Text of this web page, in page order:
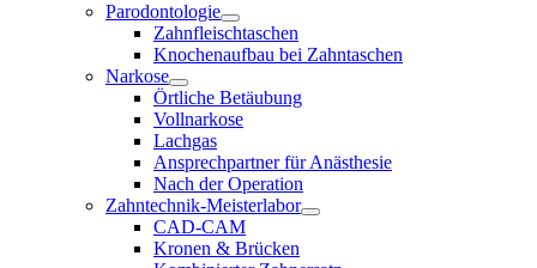
Parodontologie
Zahnfleischtaschen
Knochenaufbau bei Zahntaschen
Narkose
Örtliche Betäubung
Vollnarkose
Lachgas
Ansprechpartner für Anästhesie
Nach der Operation
Zahntechnik-Meisterlabor
CAD-CAM
Kronen & Brücken